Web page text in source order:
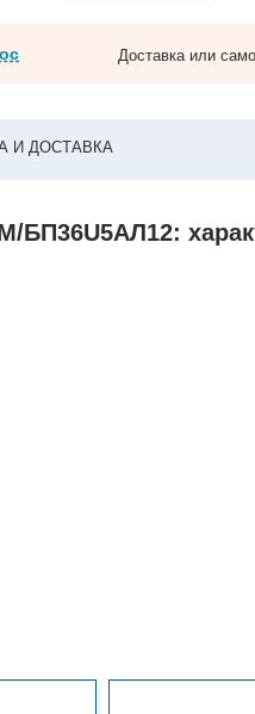
Доставка или
И ДОСТАВКА
БП36U5АЛ12: